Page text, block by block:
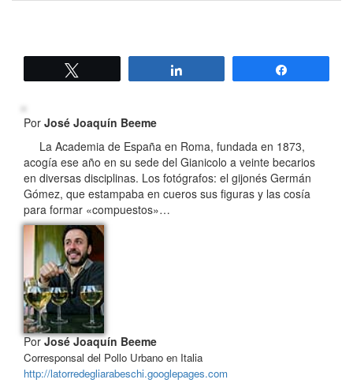
Por José Joaquín Beeme
La Academia de España en Roma, fundada en 1873,
acogía ese año en su sede del Gianicolo a veinte becarios
en diversas disciplinas. Los fotógrafos: el gijonés Germán
Gómez, que estampaba en cueros sus figuras y las cosía
para formar «compuestos»…
PorJosé Joaquín Beeme
Corresponsal del Pollo Urbano en Italia
http://latorredegliarabeschi.googlepages.com